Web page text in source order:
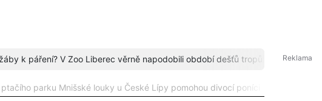
k páření? V Zoo Liberec věrně napodobili období dešťů tropů více...Novou
parku Mnišské louky u České Lípy pomohou divocí poníci